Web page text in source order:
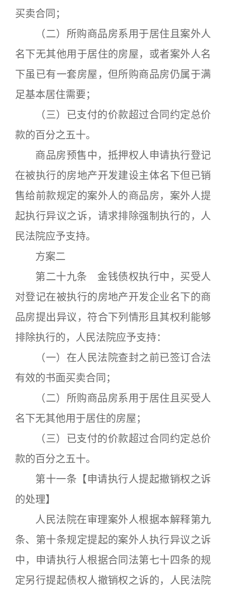
买卖合同；
（二）所购商品房系用于居住且案外人
名下无其他用于居住的房屋，或者案外人名
下虽已有一套房屋，但所购商品房仍属于满
足基本居住需要；
（三）已支付的价款超过合同约定总价
款的百分之五十。
商品房预售中，抵押权人申请执行登记
在被执行的房地产开发建设主体名下但已销
售给前款规定的案外人的商品房，案外人提
起执行异议之诉，请求排除强制执行的，人
民法院应予支持。
方案二
第二十九条 金钱债权执行中，买受人
对登记在被执行的房地产开发企业名下的商
品房提出异议，符合下列情形且其权利能够
排除执行的，人民法院应予支持：
（一）在人民法院查封之前已签订合法
有效的书面买卖合同；
（二）所购商品房系用于居住且买受人
名下无其他用于居住的房屋；
（三）已支付的价款超过合同约定总价
款的百分之五十。
第十一条【申请执行人提起撤销权之诉
的处理】
人民法院在审理案外人根据本解释第九
条、第十条规定提起的案外人执行异议之诉
中，申请执行人根据合同法第七十四条的规
定另行提起债权人撤销权之诉的，人民法院